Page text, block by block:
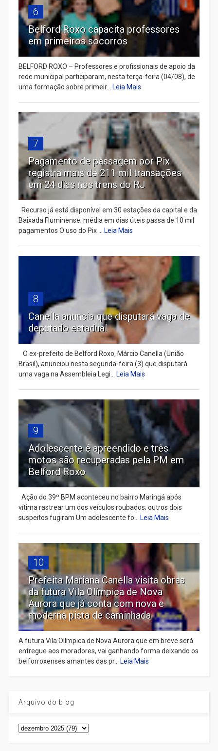
6
Belford Roxo capacita professores
em primeiros socorros
BELFORD ROXO – Professores e profissionais de apoio da
rede municipal participaram, nesta terça-feira (04/08), de
uma formação sobre primeir... Leia Mais
7
Pagamento de passagem por Pix
registra mais de 211 mil transações
em 24 dias nos trens do RJ
Recurso já está disponível em 30 estações da capital e da
Baixada Fluminense; média em dias úteis passa de 10 mil
pagamentos O uso do Pix ... Leia Mais
8
Canella anuncia que disputará vaga de
deputado estadual
​ O ex-prefeito de Belford Roxo, Márcio Canella (União
Brasil), anunciou nesta segunda-feira (3) que disputará
uma vaga na Assembleia Legi... Leia Mais
9
Adolescente é apreendido e três
motos são recuperadas pela PM em
Belford Roxo
Ação do 39º BPM aconteceu no bairro Maringá após
vítima rastrear um dos veículos roubados; outros dois
suspeitos fugiram Um adolescente fo... Leia Mais
10
Prefeita Mariana Canella visita obras
da futura Vila Olímpica de Nova
Aurora que já conta com nova e
moderna pista de caminhada
A futura Vila Olímpica de Nova Aurora que em breve será
entregue aos moradores, vai ganhando forma deixando os
belforroxenses amantes das pr... Leia Mais
Arquivo do blog